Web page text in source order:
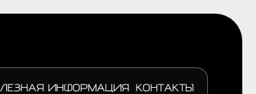
ИНФОРМАЦИЯ КОНТАКТЫ